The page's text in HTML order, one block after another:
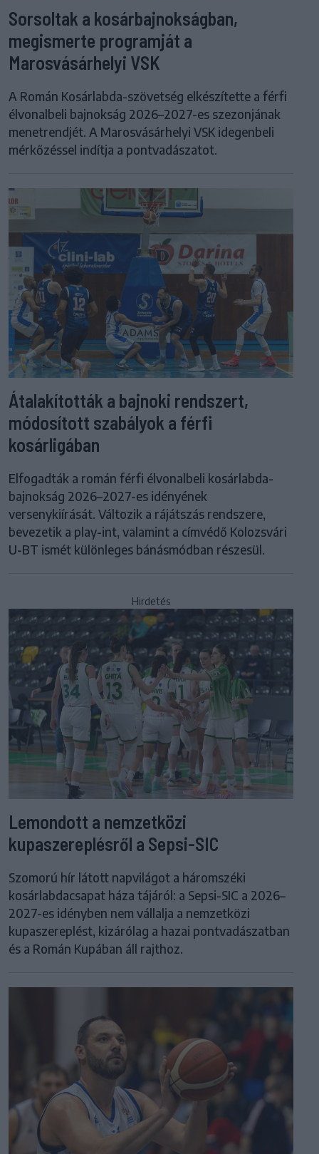
Sorsoltak a kosárbajnokságban,
megismerte programját a
Marosvásárhelyi VSK
A Román Kosárlabda-szövetség elkészítette a férfi
élvonalbeli bajnokság 2026–2027-es szezonjának
menetrendjét. A Marosvásárhelyi VSK idegenbeli
mérkőzéssel indítja a pontvadászatot.
Átalakították a bajnoki rendszert,
módosított szabályok a férfi
kosárligában
Elfogadták a román férfi élvonalbeli kosárlabda-
bajnokság 2026–2027-es idényének
versenykiírását. Változik a rájátszás rendszere,
bevezetik a play-int, valamint a címvédő Kolozsvári
U-BT ismét különleges bánásmódban részesül.
Hirdetés
Lemondott a nemzetközi
kupaszereplésről a Sepsi-SIC
Szomorú hír látott napvilágot a háromszéki
kosárlabdacsapat háza tájáról: a Sepsi-SIC a 2026–
2027-es idényben nem vállalja a nemzetközi
kupaszereplést, kizárólag a hazai pontvadászatban
és a Román Kupában áll rajthoz.